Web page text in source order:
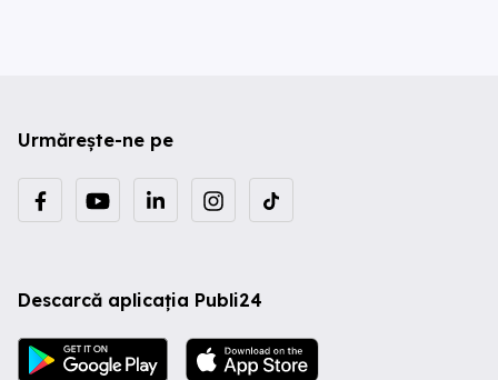
Urmărește-ne pe
Descarcă aplicația Publi24